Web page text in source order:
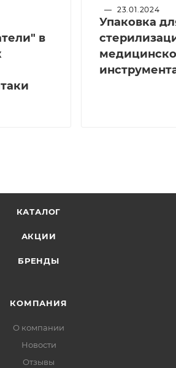
в
— 23.01.2024
Упаковка
КАТАЛОГ
АКЦИИ
БРЕНДЫ
КОМПАНИЯ
О компании
Новости
Отзывы